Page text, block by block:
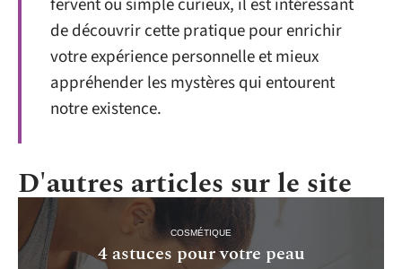
de découvrir cette pratique pour enrichir
votre expérience personnelle et mieux
appréhender les mystères qui entourent
notre existence.
D'autres articles sur le site
COSMÉTIQUE
4 astuces pour votre peau